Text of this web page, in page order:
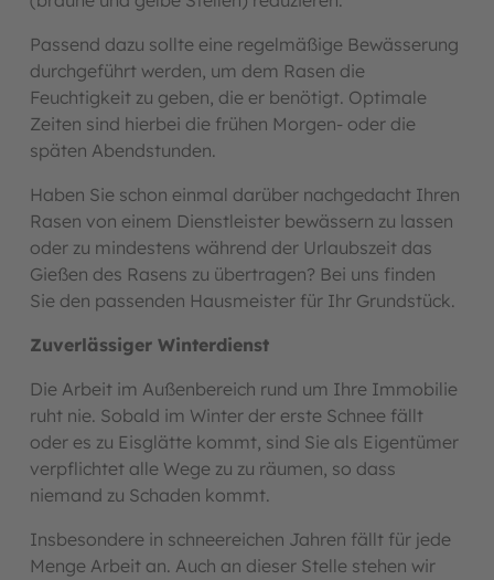
Passend dazu sollte eine regelmäßige Bewässerung
durchgeführt werden, um dem Rasen die
Feuchtigkeit zu geben, die er benötigt. Optimale
Zeiten sind hierbei die frühen Morgen- oder die
späten Abendstunden.
Haben Sie schon einmal darüber nachgedacht Ihren
Rasen von einem Dienstleister bewässern zu lassen
oder zu mindestens während der Urlaubszeit das
Gießen des Rasens zu übertragen? Bei uns finden
Sie den passenden Hausmeister für Ihr Grundstück.
Zuverlässiger Winterdienst
Die Arbeit im Außenbereich rund um Ihre Immobilie
ruht nie. Sobald im Winter der erste Schnee fällt
oder es zu Eisglätte kommt, sind Sie als Eigentümer
verpflichtet alle Wege zu zu räumen, so dass
niemand zu Schaden kommt.
Insbesondere in schneereichen Jahren fällt für jede
Menge Arbeit an. Auch an dieser Stelle stehen wir